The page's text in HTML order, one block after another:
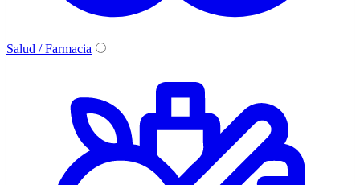
Salud / Farmacia